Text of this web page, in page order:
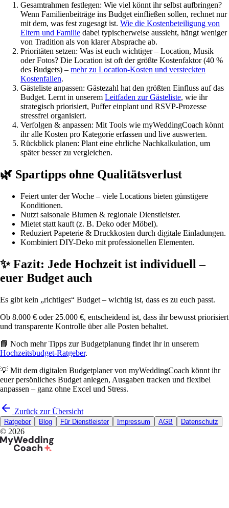
Gesamtrahmen festlegen: Wie viel könnt ihr selbst aufbringen?
Wenn Familienbeiträge ins Budget einfließen sollen, rechnet nur
mit dem, was fest zugesagt ist. Wie die Kostenbeteiligung von
Eltern und Familie dabei typischerweise aussieht, hängt weniger
von Tradition als von klarer Absprache ab.
Prioritäten setzen: Was ist euch wichtiger – Location, Musik
oder Fotos? Die Location ist oft der größte Kostenfaktor (40 %
des Budgets) – mehr zu Location-Kosten und versteckten
Kostenfallen.
Gästeliste anpassen: Gästezahl hat den größten Einfluss auf das
Budget. Lernt in unserem Leitfaden zur Gästeliste, wie ihr
strategisch priorisiert, Puffer einplant und RSVP-Prozesse
stressfrei organisiert.
Verfolgen & anpassen: Mit Tools wie myWeddingCoach könnt
ihr alle Kosten pro Kategorie erfassen und live auswerten.
Rückblick planen: Plant eine ehrliche Nachkalkulation, um
später besser zu vergleichen.
🌿 Spartipps ohne Qualitätsverlust
Feiert unter der Woche – viele Locations bieten günstigere
Konditionen.
Nutzt saisonale Blumen & regionale Dienstleister.
Mietet statt kauft (z. B. Deko oder Möbel).
Reduziert Papeterie & Druckkosten durch digitale Einladungen.
Kombiniert DIY-Deko mit professionellen Elementen.
✨ Fazit: Jede Hochzeit ist individuell –
euer Budget auch
Es gibt kein „richtiges“ Budget – wichtig ist, dass es zu euch passt.
Ob 8.000 € oder 25.000 €, entscheidend ist, dass ihr bewusst priorisiert
und transparente Kontrolle über alle Posten behaltet.
📘 Noch mehr Tipps zur Budgetplanung findet ihr in unserem
Hochzeitsbudget-Ratgeber.
💡 Mit dem digitalen Budgetplaner von myWeddingCoach könnt ihr
euer persönliches Budget anlegen, Ausgaben tracken und flexibel
anpassen – ganz ohne Excel und Stress.
Zurück zur Übersicht
Ratgeber Blog Für Dienstleister Impressum AGB Datenschutz
© 2026